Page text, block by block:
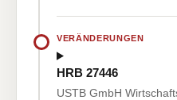
VERÄNDERUNGEN
HRB 27446
USTB GmbH